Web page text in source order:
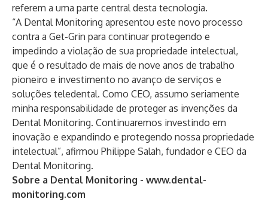
referem a uma parte central desta tecnologia.
“A Dental Monitoring apresentou este novo processo
contra a Get-Grin para continuar protegendo e
impedindo a violação de sua propriedade intelectual,
que é o resultado de mais de nove anos de trabalho
pioneiro e investimento no avanço de serviços e
soluções teledental. Como CEO, assumo seriamente
minha responsabilidade de proteger as invenções da
Dental Monitoring. Continuaremos investindo em
inovação e expandindo e protegendo nossa propriedade
intelectual”, afirmou Philippe Salah, fundador e CEO da
Dental Monitoring.
Sobre a Dental Monitoring - www.dental-
monitoring.com